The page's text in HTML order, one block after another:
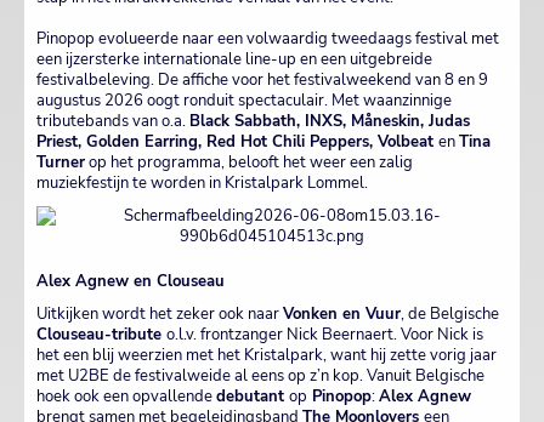
Pinopop evolueerde naar een volwaardig tweedaags festival met
een ijzersterke internationale line-up en een uitgebreide
festivalbeleving. De affiche voor het festivalweekend van 8 en 9
augustus 2026 oogt ronduit spectaculair. Met waanzinnige
tributebands van o.a. Black Sabbath, INXS, Måneskin, Judas
Priest, Golden Earring, Red Hot Chili Peppers, Volbeat enTina
Turnerop het programma, belooft het weer een zalig
muziekfestijn te worden in Kristalpark Lommel.
Alex Agnew en Clouseau
Uitkijken wordt het zeker ook naarVonken en Vuur, de Belgische
Clouseau-tribute o.l.v. frontzanger Nick Beernaert. Voor Nick is
het een blij weerzien met het Kristalpark, want hij zette vorig jaar
met U2BE de festivalweide al eens op z’n kop. Vanuit Belgische
hoek ook een opvallendedebutant op Pinopop:Alex Agnew
brengt samen met begeleidingsband The Moonlovers een